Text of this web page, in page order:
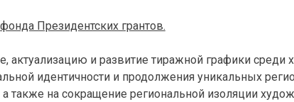
фонда Президентских грантов.
актуализацию и развитие тиражной графики среди
идентичности и продолжения уникальных
также на сокращение региональной изоляции